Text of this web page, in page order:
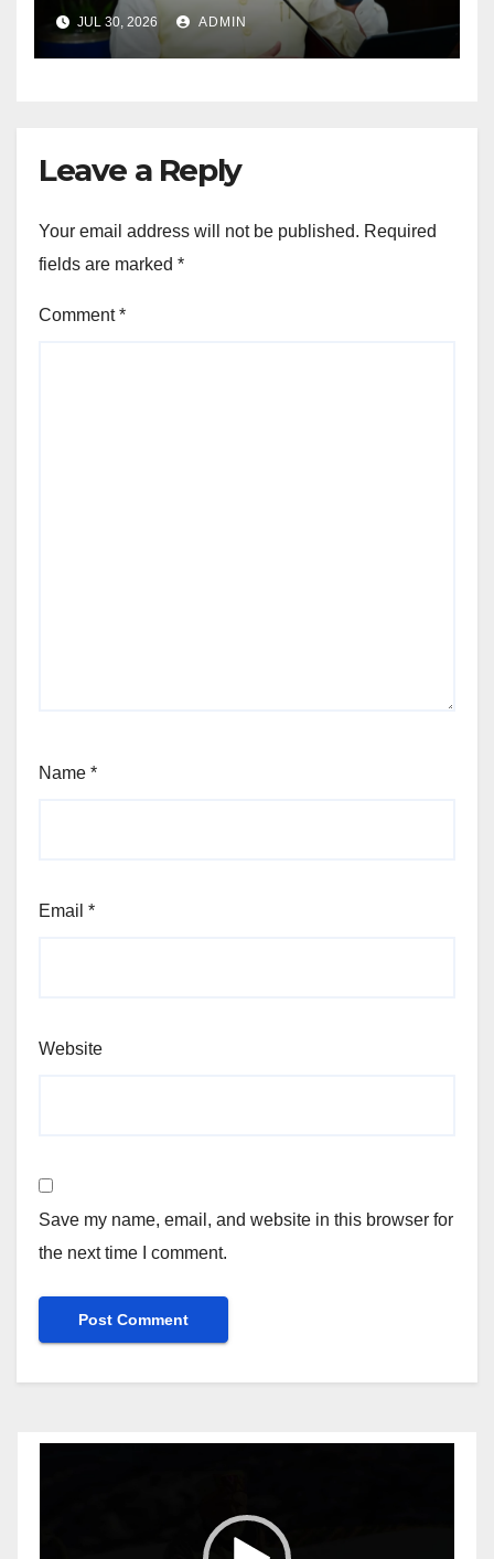
लापरवाही पर होगी कार्रवाई, शून्य प्रदर्शन वाले
अधिकारियों को नोटिस…
JUL 30, 2026 ADMIN
Leave a Reply
Your email address will not be published. Required
fields are marked *
Comment*
Name *
Email *
Website
Save my name, email, and website in this browser for
the next time I comment.